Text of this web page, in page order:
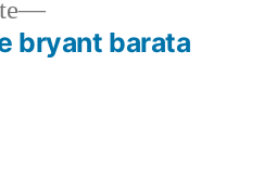
Entrada
siguiente:
bryant barata